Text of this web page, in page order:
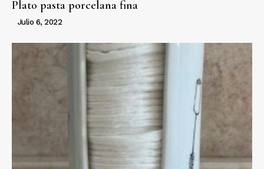
Plato pasta porcelana fina
Julio 6, 2022